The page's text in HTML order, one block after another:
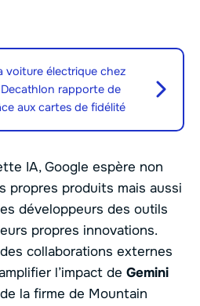
voiture électrique chez
rapporte de
aux cartes de fidélité
IA, Google espère non
propres produits mais aussi
développeurs des outils
propres innovations.
collaborations externes
l’impact de Gemini
la firme de Mountain